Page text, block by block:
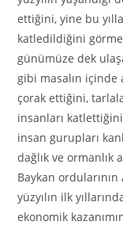
ettiğini, yine bu
katledildiğini
günümüze dek
gibi masalın içinde
çorak ettiğini,
insanları
insan gurupları
dağlık ve ormanlık
Baykan
yüzyılın ilk
ekonomik